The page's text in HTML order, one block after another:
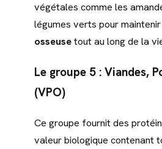
végétales comme les
légumes verts pour
osseusetout au long de la
Le groupe 5 : Viandes,
(VPO)
Ce groupe fournit des
valeur biologique contenant